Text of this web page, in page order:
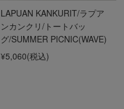
LAPUAN KANKURIT/ラプア
ンカンクリ/トートバッ
グ/SUMMER PICNIC(WAVE)
¥5,060(税込)